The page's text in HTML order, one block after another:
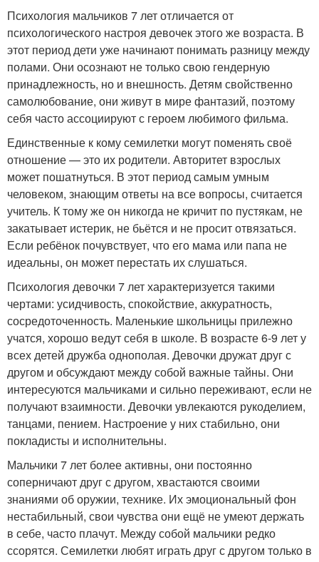
Психология мальчиков 7 лет отличается от
психологического настроя девочек этого же возраста. В
этот период дети уже начинают понимать разницу между
полами. Они осознают не только свою гендерную
принадлежность, но и внешность. Детям свойственно
самолюбование, они живут в мире фантазий, поэтому
себя часто ассоциируют с героем любимого фильма.
Единственные к кому семилетки могут поменять своё
отношение — это их родители. Авторитет взрослых
может пошатнуться. В этот период самым умным
человеком, знающим ответы на все вопросы, считается
учитель. К тому же он никогда не кричит по пустякам, не
закатывает истерик, не бьётся и не просит отвязаться.
Если ребёнок почувствует, что его мама или папа не
идеальны, он может перестать их слушаться.
Психология девочки 7 лет характеризуется такими
чертами: усидчивость, спокойствие, аккуратность,
сосредоточенность. Маленькие школьницы прилежно
учатся, хорошо ведут себя в школе. В возрасте 6-9 лет у
всех детей дружба однополая. Девочки дружат друг с
другом и обсуждают между собой важные тайны. Они
интересуются мальчиками и сильно переживают, если не
получают взаимности. Девочки увлекаются рукоделием,
танцами, пением. Настроение у них стабильно, они
покладисты и исполнительны.
Мальчики 7 лет более активны, они постоянно
соперничают друг с другом, хвастаются своими
знаниями об оружии, технике. Их эмоциональный фон
нестабильный, свои чувства они ещё не умеют держать
в себе, часто плачут. Между собой мальчики редко
ссорятся. Семилетки любят играть друг с другом только в